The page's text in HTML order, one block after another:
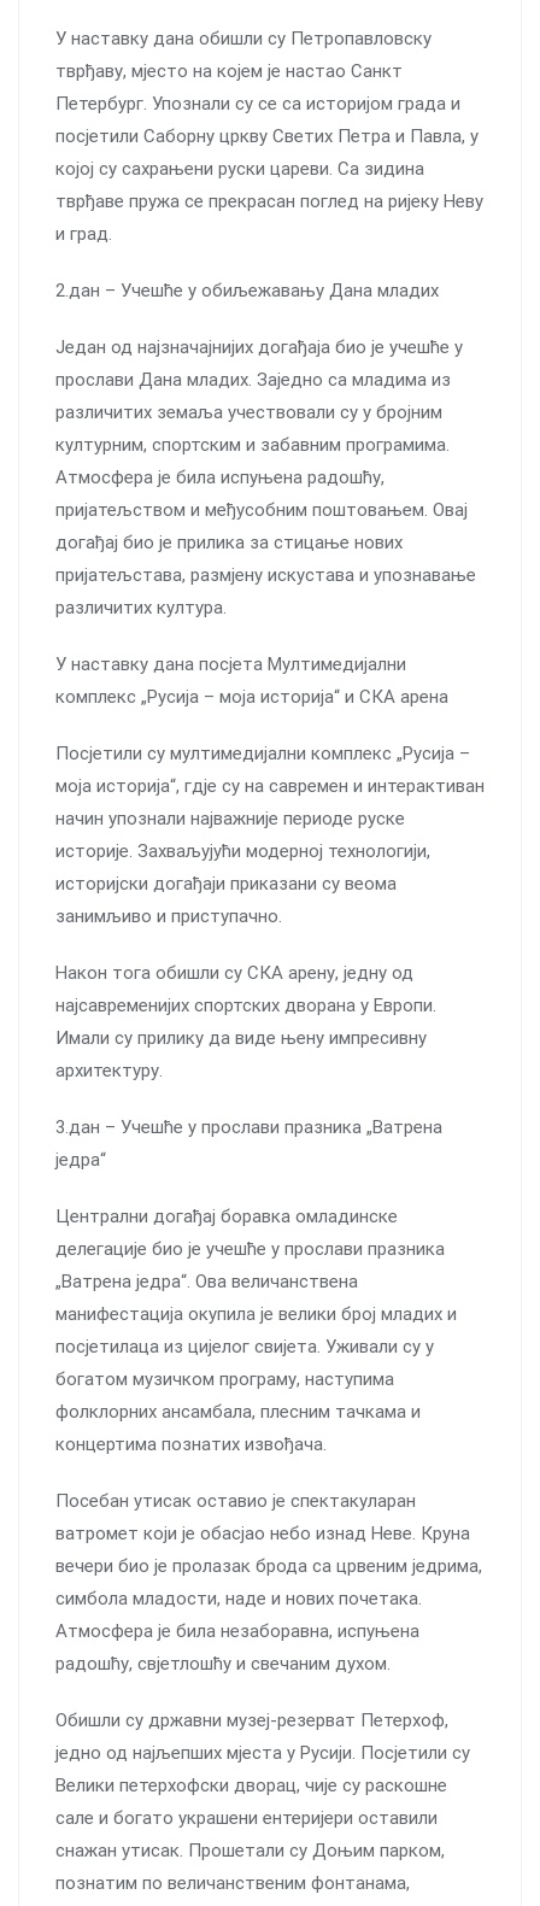
У наставку дана обишли су Петропавловску
тврђаву, мјесто на којем је настао Санкт
Петербург. Упознали су се са историјом града и
посјетили Саборну цркву Светих Петра и Павла, у
којој су сахрањени руски цареви. Са зидина
тврђаве пружа се прекрасан поглед на ријеку Неву
и град.
2.дан – Учешће у обиљежавању Дана младих
Један од најзначајнијих догађаја био је учешће у
прослави Дана младих. Заједно са младима из
различитих земаља учествовали су у бројним
културним, спортским и забавним програмима.
Атмосфера је била испуњена радошћу,
пријатељством и међусобним поштовањем. Овај
догађај био је прилика за стицање нових
пријатељстава, размјену искустава и упознавање
различитих култура.
У наставку дана посјета Мултимедијални
комплекс „Русија – моја историја“ и СКА арена
Посјетили су мултимедијални комплекс „Русија –
моја историја“, гдје су на савремен и интерактиван
начин упознали најважније периоде руске
историје. Захваљујући модерној технологији,
историјски догађаји приказани су веома
занимљиво и приступачно.
Након тога обишли су СКА арену, једну од
најсавременијих спортских дворана у Европи.
Имали су прилику да виде њену импресивну
архитектуру.
3.дан – Учешће у прослави празника „Ватрена
једра“
Централни догађај боравка омладинске
делегације био је учешће у прослави празника
„Ватрена једра“. Ова величанствена
манифестација окупила је велики број младих и
посјетилаца из цијелог свијета. Уживали су у
богатом музичком програму, наступима
фолклорних ансамбала, плесним тачкама и
концертима познатих извођача.
Посебан утисак оставио је спектакуларан
ватромет који је обасјао небо изнад Неве. Круна
вечери био је пролазак брода са црвеним једрима,
симбола младости, наде и нових почетака.
Атмосфера је била незаборавна, испуњена
радошћу, свјетлошћу и свечаним духом.
Обишли су државни музеј-резерват Петерхоф,
једно од најљепших мјеста у Русији. Посјетили су
Велики петерхофски дворац, чије су раскошне
сале и богато украшени ентеријери оставили
снажан утисак. Прошетали су Доњим парком,
познатим по величанственим фонтанама,